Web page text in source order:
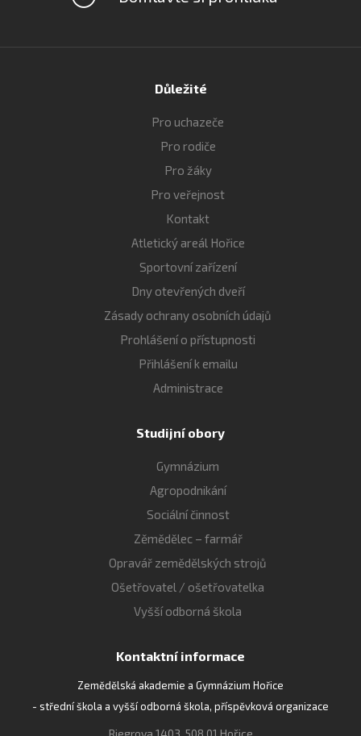
Důležité
Pro uchazeče
Pro rodiče
Pro žáky
Pro veřejnost
Kontakt
Atletický areál Hořice
Sportovní zařízení
Dny otevřených dveří
Zásady ochrany osobních údajů
Prohlášení o přístupnosti
Přihlášení k emailu
Administrace
Studijní obory
Gymnázium
Agropodnikání
Sociální činnost
Zěmědělec – farmář
Opravář zemědělských strojů
Ošetřovatel / ošetřovatelka
Vyšší odborná škola
Kontaktní informace
Zemědělská akademie a Gymnázium Hořice
- střední škola a vyšší odborná škola, příspěvková organizace
Riegrova 1403, 508 01 Hořice